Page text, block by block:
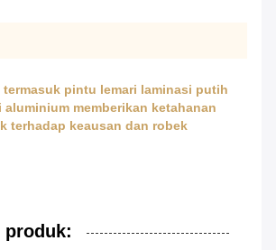
termasuk pintu lemari laminasi putih
memberikan ketahanan
terhadap keausan dan robek
produk: